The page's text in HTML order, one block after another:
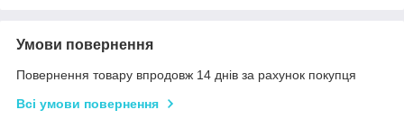
Умови повернення
Повернення товару впродовж 14 днів за рахунок покупця
Всі умови повернення